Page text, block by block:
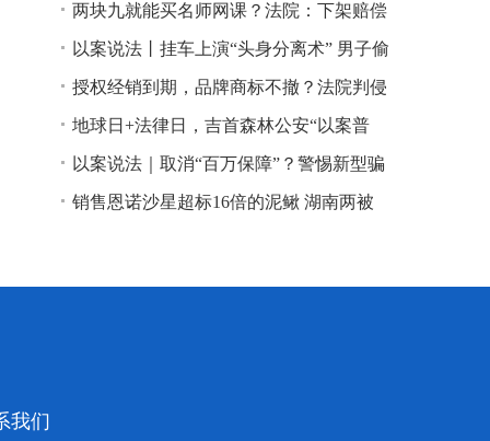
谁说了算？
两块九就能买名师网课？法院：下架赔偿
以案说法丨挂车上演“头身分离术” 男子偷
逃高速通行费获刑
授权经销到期，品牌商标不撤？法院判侵
权！
地球日+法律日，吉首森林公安“以案普
法”
以案说法｜取消“百万保障”？警惕新型骗
局！
销售恩诺沙星超标16倍的泥鳅 湖南两被
我们